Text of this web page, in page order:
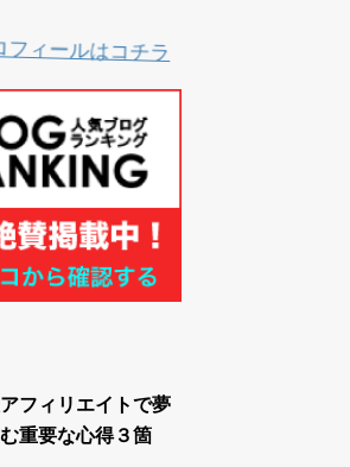
ィールはコチラ
フィリエイトで夢
重要な心得３箇